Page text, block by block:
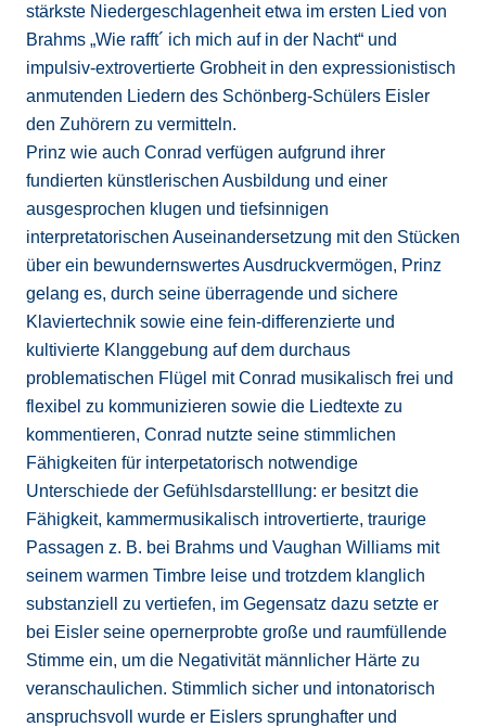
stärkste Niedergeschlagenheit etwa im ersten Lied von
Brahms „Wie rafft´ ich mich auf in der Nacht“ und
impulsiv-extrovertierte Grobheit in den expressionistisch
anmutenden Liedern des Schönberg-Schülers Eisler
den Zuhörern zu vermitteln.
Prinz wie auch Conrad verfügen aufgrund ihrer
fundierten künstlerischen Ausbildung und einer
ausgesprochen klugen und tiefsinnigen
interpretatorischen Auseinandersetzung mit den Stücken
über ein bewundernswertes Ausdruckvermögen, Prinz
gelang es, durch seine überragende und sichere
Klaviertechnik sowie eine fein-differenzierte und
kultivierte Klanggebung auf dem durchaus
problematischen Flügel mit Conrad musikalisch frei und
flexibel zu kommunizieren sowie die Liedtexte zu
kommentieren, Conrad nutzte seine stimmlichen
Fähigkeiten für interpetatorisch notwendige
Unterschiede der Gefühlsdarstelllung: er besitzt die
Fähigkeit, kammermusikalisch introvertierte, traurige
Passagen z. B. bei Brahms und Vaughan Williams mit
seinem warmen Timbre leise und trotzdem klanglich
substanziell zu vertiefen, im Gegensatz dazu setzte er
bei Eisler seine opernerprobte große und raumfüllende
Stimme ein, um die Negativität männlicher Härte zu
veranschaulichen. Stimmlich sicher und intonatorisch
anspruchsvoll wurde er Eislers sprunghafter und